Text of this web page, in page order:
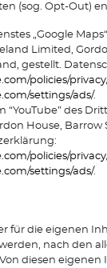
(sog. Opt-Out)
„Google
Limited,
gestellt.
policies/
settings/ads/.
“YouTube” des
House, Barrow
policies/privacy
settings/ads/.
für die eigenen
nach den
diesen eigenen